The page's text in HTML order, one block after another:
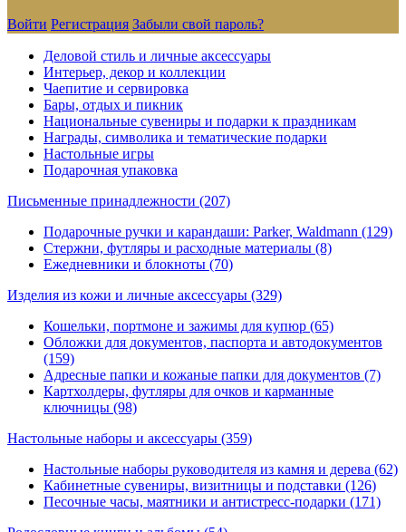
Войти Регистрация Забыли свой пароль?
Деловой стиль и личные аксессуары
Интерьер, декор и коллекции
Чаепитие и сервировка
Бары, отдых и пикник
Национальные сувениры и подарки к праздникам
Награды, символика и тематические подарки
Настольные игры
Подарочная упаковка
Письменные принадлежности (207)
Подарочные ручки и карандаши: Parker, Waldmann (129)
Стержни, футляры и расходные материалы (8)
Ежедневники и блокноты (70)
Изделия из кожи и личные аксессуары (329)
Кошельки, портмоне и зажимы для купюр (65)
Обложки для документов, паспорта и автодокументов
(159)
Адресные папки и кожаные папки для документов (7)
Картхолдеры, футляры для очков и карманные
ключницы (98)
Настольные наборы и аксессуары (359)
Настольные наборы руководителя из камня и дерева (62)
Кабинетные сувениры, визитницы и подставки (126)
Песочные часы, маятники и антистресс-подарки (171)